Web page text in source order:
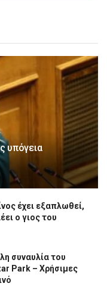
υπόγεια
έχει εξαπλωθεί,
ο γιος του
συναυλία του
Park – Χρήσιμες